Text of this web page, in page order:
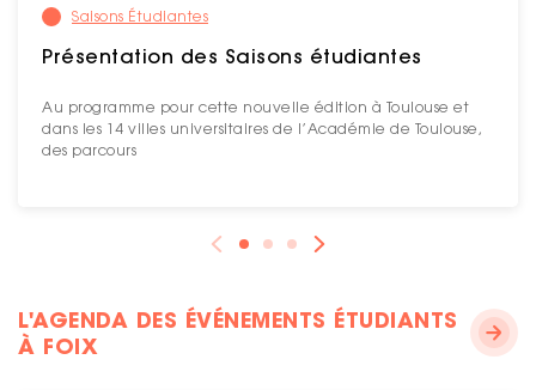
Saisons Étudiantes
Présentation des Saisons étudiantes
Au programme pour cette nouvelle édition à Toulouse et
dans les 14 villes universitaires de l’Académie de Toulouse,
des parcours
L'AGENDA DES ÉVÉNEMENTS ÉTUDIANTS
À FOIX